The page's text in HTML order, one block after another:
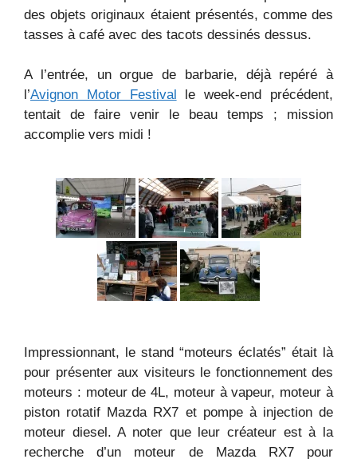
des objets originaux étaient présentés, comme des
tasses à café avec des tacots dessinés dessus.
A l’entrée, un orgue de barbarie, déjà repéré à
l’Avignon Motor Festival
le week-end précédent,
tentait de faire venir le beau temps ; mission
accomplie vers midi !
Impressionnant, le stand “moteurs éclatés” était là
pour présenter aux visiteurs le fonctionnement des
moteurs : moteur de 4L, moteur à vapeur, moteur à
piston rotatif Mazda RX7 et pompe à injection de
moteur diesel. A noter que leur créateur est à la
recherche d’un moteur de Mazda RX7 pour